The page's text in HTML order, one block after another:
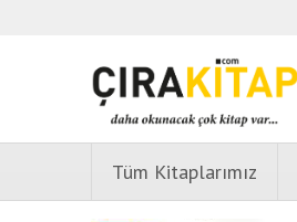
Tüm Kitaplarımız